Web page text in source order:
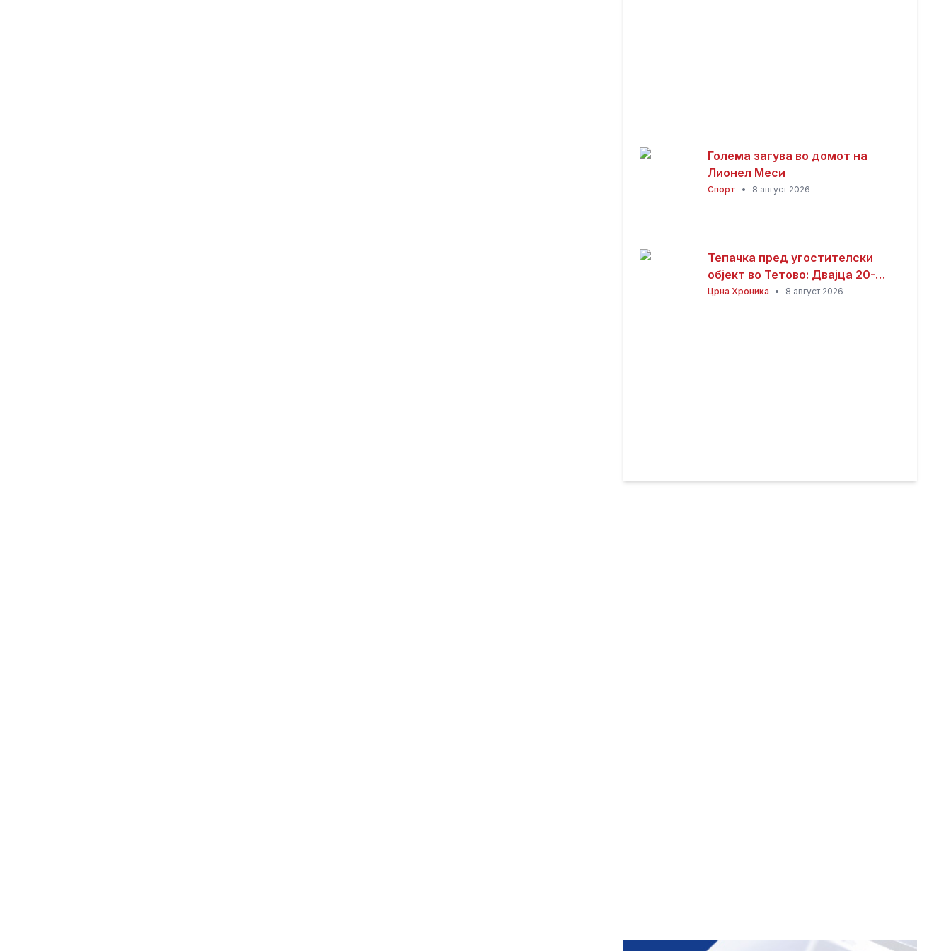
Голема загува во домот на
Лионел Меси
Спорт • 8 август 2026
Тепачка пред угостителски
објект во Тетово: Двајца 20-
годишници избодени со нож,
Црна Хроника • 8 август 2026